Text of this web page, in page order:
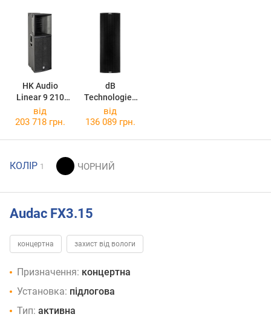
HK Audio
Linear 9 210
LTA
dB
Technologies
Ingenia IG3T
від
203 718 грн.
від
136 089 грн.
КОЛІР 1
Audac FX3.15
концертна захист від вологи
Призначення: концертна
Установка: підлогова
Тип: активна